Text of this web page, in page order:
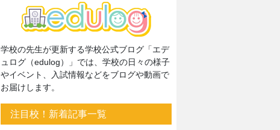
学校の先生が更新する学校公式ブログ「エデ
ュログ（edulog）」では、学校の日々の様子
やイベント、入試情報などをブログや動画で
お届けします。
注目校！新着記事一覧